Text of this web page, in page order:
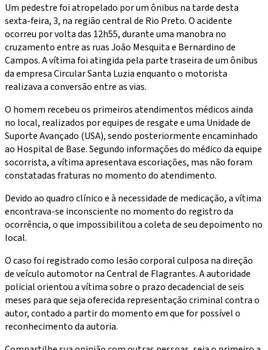
Um pedestre foi atropelado por um ônibus na tarde desta
sexta-feira, 3, na região central de Rio Preto. O acidente
ocorreu por volta das 12h55, durante uma manobra no
cruzamento entre as ruas João Mesquita e Bernardino de
Campos. A vítima foi atingida pela parte traseira de um ônibus
da empresa Circular Santa Luzia enquanto o motorista
realizava a conversão entre as vias.
O homem recebeu os primeiros atendimentos médicos ainda
no local, realizados por equipes de resgate e uma Unidade de
Suporte Avançado (USA), sendo posteriormente encaminhado
ao Hospital de Base. Segundo informações do médico da equipe
socorrista, a vítima apresentava escoriações, mas não foram
constatadas fraturas no momento do atendimento.
Devido ao quadro clínico e à necessidade de medicação, a vítima
encontrava-se inconsciente no momento do registro da
ocorrência, o que impossibilitou a coleta de seu depoimento no
local.
O caso foi registrado como lesão corporal culposa na direção
de veículo automotor na Central de Flagrantes. A autoridade
policial orientou a vítima sobre o prazo decadencial de seis
meses para que seja oferecida representação criminal contra o
autor, contado a partir do momento em que for possível o
reconhecimento da autoria.